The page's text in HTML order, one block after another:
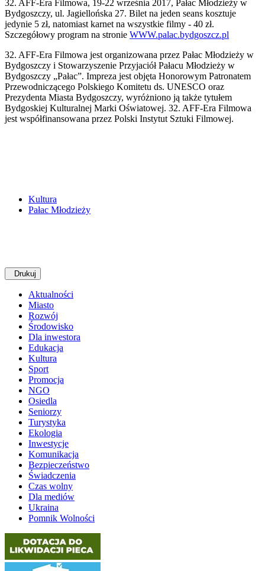
32. AFF-Era Filmowa, 19-22 września 2017, Pałac Młodzieży w
Bydgoszczy, ul. Jagiellońska 27. Bilet na jeden seans kosztuje
jedynie 5 zł, natomiast karnet na wszystkie filmy - 40 zł.
Szczegółowy program na stronie WWW.palac.bydgoszcz.pl
32. AFF-Era Filmowa jest organizowana przez Pałac Młodzieży w
Bydgoszczy i Stowarzyszenie Przyjaciół Pałacu Młodzieży w
Bydgoszczy „Pałac”. Impreza jest objęta Honorowym Patronatem
Przewodniczącego Polskiego Komitetu ds. UNESCO oraz
Prezydenta Miasta Bydgoszczy, wyróżniono ją także tytułem
Bydgoskiej Kulturalnej Marki Oświatowej. 32. AFF-Era Filmowa
jest współfinansowana przez Polski Instytut Sztuki Filmowej.
Kultura
Pałac Młodzieży
Drukuj
Aktualności
Miasto
Rozwój
Środowisko
Dla inwestora
Edukacja
Kultura
Sport
Promocja
NGO
Osiedla
Seniorzy
Turystyka
Ekologia
Inwestycje
Komunikacja
Bezpieczeństwo
Świadczenia
Czas wolny
Dla mediów
Ukraina
Pomnik Wolności